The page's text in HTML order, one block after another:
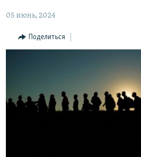
главной
Вернутся
НАСТОЯЩЕЕ ВРЕМЯ
МИГРАНТ МЕДИА
05 июнь, 2024
Поделиться